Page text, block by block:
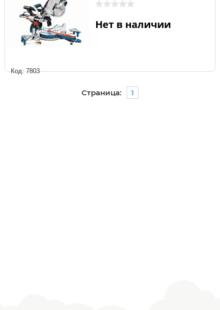
Код: 7803
Нет в наличии
Страница: 1